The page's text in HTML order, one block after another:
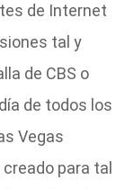
de Internet
tal y
de CBS o
de todos los
Vegas
para tal